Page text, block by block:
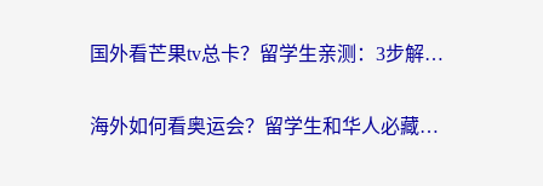
国外看芒果tv总卡？留学生亲测：3步解决地域限制+流畅追剧攻略
海外如何看奥运会？留学生和华人必藏的体育赛事观看终极指南